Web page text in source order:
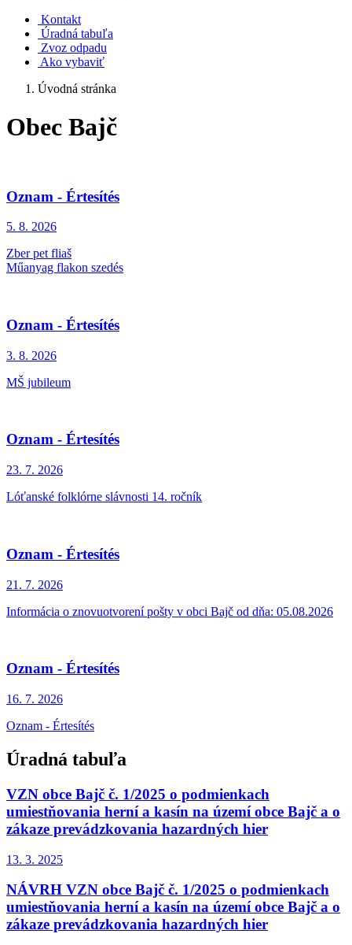
Kontakt
Úradná tabuľa
Zvoz odpadu
Ako vybaviť
Úvodná stránka
Obec Bajč
Oznam - Értesítés
5. 8. 2026
Zber pet fliaš
Műanyag flakon szedés
Oznam - Értesítés
3. 8. 2026
MŠ jubileum
Oznam - Értesítés
23. 7. 2026
Lóťanské folklórne slávnosti 14. ročník
Oznam - Értesítés
21. 7. 2026
Informácia o znovuotvorení pošty v obci Bajč od dňa: 05.08.2026
Oznam - Értesítés
16. 7. 2026
Oznam - Értesítés
Úradná tabuľa
VZN obce Bajč č. 1/2025 o podmienkach
umiestňovania herní a kasín na území obce Bajč a o
zákaze prevádzkovania hazardných hier
13. 3. 2025
NÁVRH VZN obce Bajč č. 1/2025 o podmienkach
umiestňovania herní a kasín na území obce Bajč a o
zákaze prevádzkovania hazardných hier